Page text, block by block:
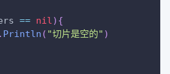
== nil) {
. Println ( "切片是空的" )